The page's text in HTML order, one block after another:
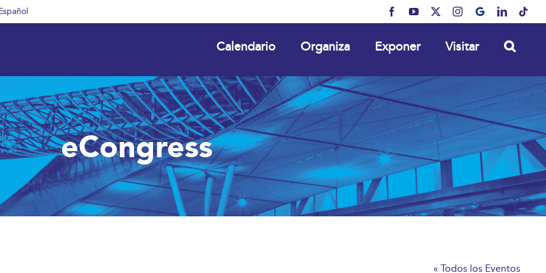
FacebookYouTube Instagram
MyBusinessLinkedIn
Calendario Organiza Exponer Visitar
eCongress
« Todos los Eventos